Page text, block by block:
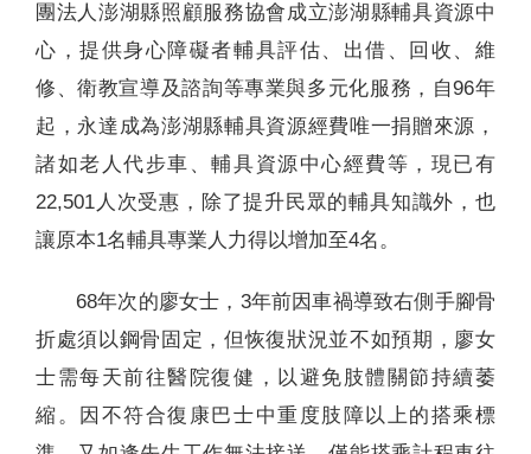
團法人澎湖縣照顧服務協會成立澎湖縣輔具資源中
心，提供身心障礙者輔具評估、出借、回收、維
修、衛教宣導及諮詢等專業與多元化服務，自96年
起，永達成為澎湖縣輔具資源經費唯一捐贈來源，
諸如老人代步車、輔具資源中心經費等，現已有
22,501人次受惠，除了提升民眾的輔具知識外，也
讓原本1名輔具專業人力得以增加至4名。
68年次的廖女士，3年前因車禍導致右側手腳骨
折處須以鋼骨固定，但恢復狀況並不如預期，廖女
士需每天前往醫院復健，以避免肢體關節持續萎
縮。因不符合復康巴士中重度肢障以上的搭乘標